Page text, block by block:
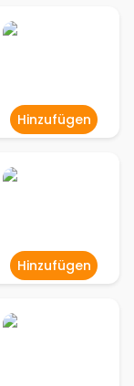
Hinzufügen
Hinzufügen